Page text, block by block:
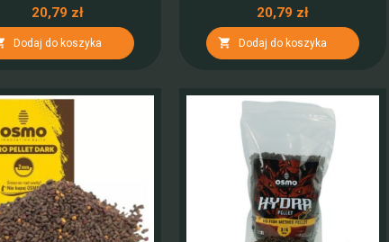
20,79 zł
Dodaj do koszyka
20,79 zł
 Dodaj do koszyka